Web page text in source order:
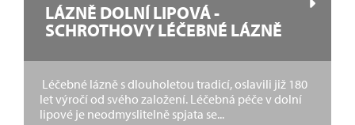
LÁZNĚ DOLNÍ LIPOVÁ -
SCHROTHOVY LÉČEBNÉ LÁZNĚ
Léčebné lázně s dlouholetou tradicí, oslavili již 180
let výročí od svého založení. Léčebná péče v dolní
lipové je neodmyslitelně spjata se...